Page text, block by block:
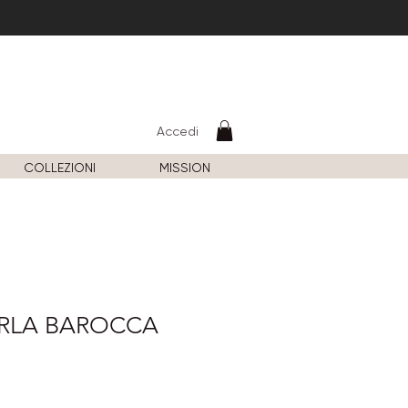
Accedi
COLLEZIONI MISSION
BAROCCA